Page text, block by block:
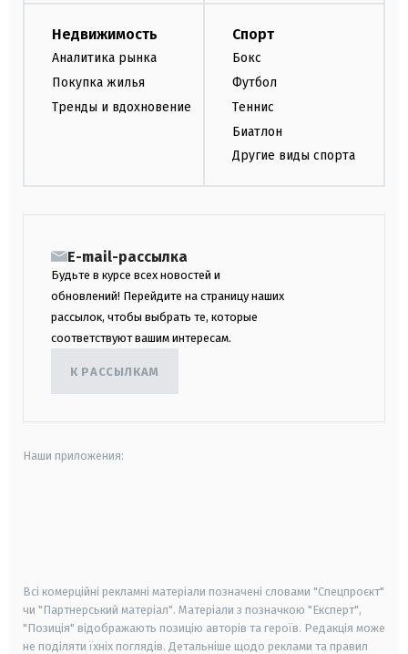
Недвижимость
Аналитика рынка
Покупка жилья
Тренды и вдохновение
Спорт
Бокс
Футбол
Теннис
Биатлон
Другие виды спорта
E-mail-рассылка
Будьте в курсе всех новостей и
обновлений! Перейдите на страницу наших
рассылок, чтобы выбрать те, которые
соответствуют вашим интересам.
К РАССЫЛКАМ
Наши приложения:
Всі комерційні рекламні матеріали позначені словами "Спецпроєкт"
чи "Партнерський матеріал". Матеріали з позначкою "Експерт",
"Позиція" відображають позицію авторів та героїв. Редакція може
не поділяти їхніх поглядів. Детальніше щодо реклами та правил